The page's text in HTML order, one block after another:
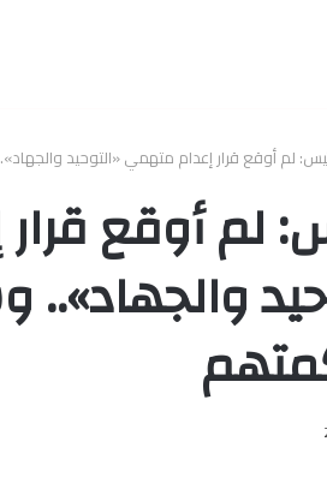
لم أوقع قرار إعدام متهمي «التوحيد
لم أوقع
والجهاد»..